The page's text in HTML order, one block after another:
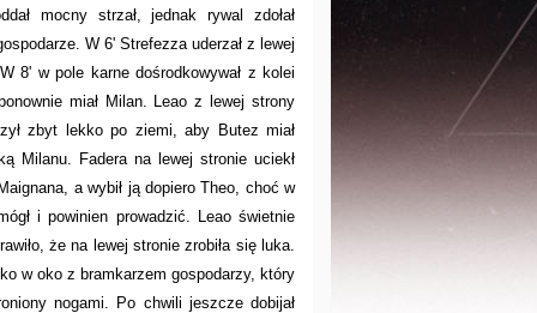
mocny strzał, jednak rywal zdołał
W 6' Strefezza uderzał z lewej
8' w pole karne dośrodkowywał z kolei
miał Milan. Leao z lewej strony
zbyt lekko po ziemi, aby Butez miał
Milanu. Fadera na lewej stronie uciekł
a wybił ją dopiero Theo, choć w
i powinien prowadzić. Leao świetnie
że na lewej stronie zrobiła się luka.
w oko z bramkarzem gospodarzy, który
nogami. Po chwili jeszcze dobijał